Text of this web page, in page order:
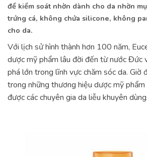
để kiểm soát nhờn dành cho da nhờn
trứng cá, không chứa silicone, không
cho da.
Với lịch sử hình thành hơn 100 năm,
dược mỹ phẩm lâu đời đến từ nước Đức
phá lớn trong lĩnh vực chăm sóc da. Giờ
trong những thương hiệu dược mỹ phẩm
được các chuyên gia da liễu khuyên dùng.